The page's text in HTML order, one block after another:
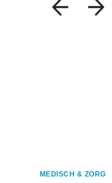
MEDISCH & ZORG